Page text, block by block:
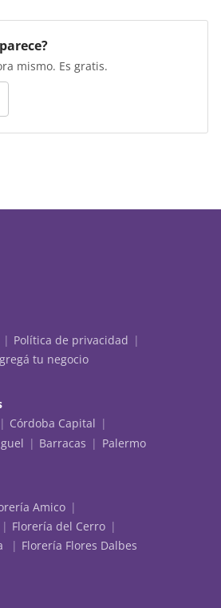
mismo. Es gratis.
Política de privacidad
tu negocio
Córdoba Capital
Barracas Palermo
Amico
Florería del Cerro
Florería Flores Dalbes